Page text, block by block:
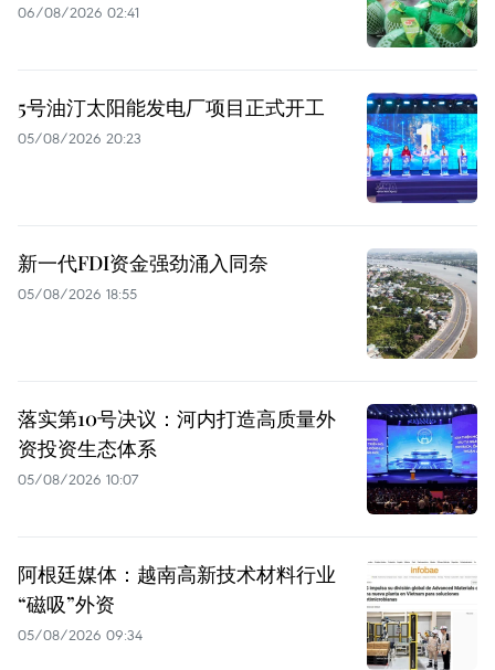
06/08/2026 02:41
5号油汀太阳能发电厂项目正式开工
05/08/2026 20:23
新一代FDI资金强劲涌入同奈
05/08/2026 18:55
落实第10号决议：河内打造高质量外
资投资生态体系
05/08/2026 10:07
阿根廷媒体：越南高新技术材料行业
“磁吸”外资
05/08/2026 09:34